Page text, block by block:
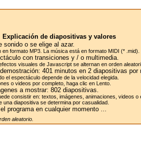
Explicación de diapositivas y valores
sonido o se elige al azar.
formato MP3. La música está en formato MIDI (* .mid).
con transiciones y / o multimedia.
visuales de Javascript se alternan en orden
401 minutos en 2 diapositivas por
el espectáculo depende de la velocidad elegida.
o videos por completo, haga clic en Lento.
a mostrar: 802diapositivas.
consistir en: textos, imágenes, animaciones, videos o
una diapositiva se determina por casualidad.
programa en cualquier momento ...
aleatorio.